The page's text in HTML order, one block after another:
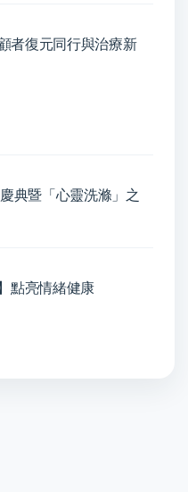
者復元同行與治療新
典暨「心靈洗滌」之
點亮情緒健康